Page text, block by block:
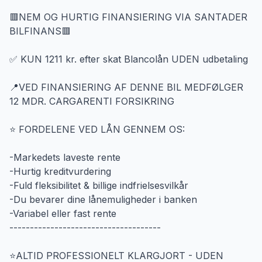
🟥NEM OG HURTIG FINANSIERING VIA SANTADER
BILFINANS🟥
✅ KUN 1211 kr. efter skat Blancolån UDEN udbetaling
📍VED FINANSIERING AF DENNE BIL MEDFØLGER
12 MDR. CARGARENTI FORSIKRING
⭐️ FORDELENE VED LÅN GENNEM OS:
-Markedets laveste rente
-Hurtig kreditvurdering
-Fuld fleksibilitet & billige indfrielsesvilkår
-Du bevarer dine lånemuligheder i banken
-Variabel eller fast rente
-------------------------------------
⭐️ALTID PROFESSIONELT KLARGJORT - UDEN